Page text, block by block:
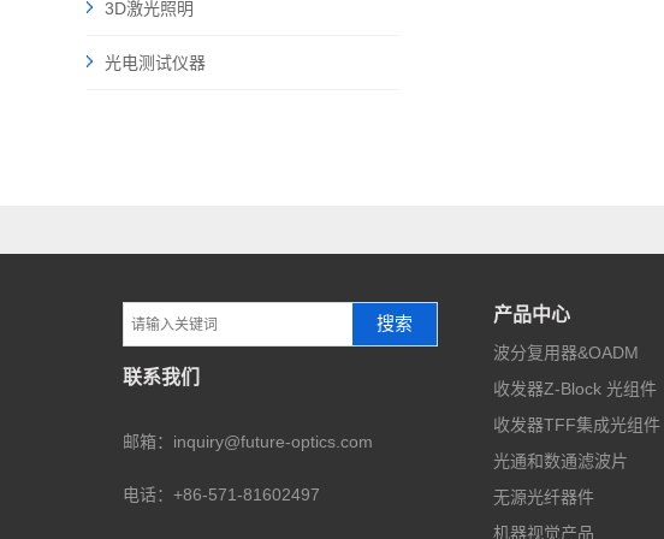
3D激光照明
光电测试仪器
搜索
联系我们
邮箱：inquiry@future-optics.com
电话：+86-571-81602497
产品中心
波分复用器&OADM
收发器Z-Block 光组件
收发器TFF集成光组件
光通和数通滤波片
无源光纤器件
机器视觉产品